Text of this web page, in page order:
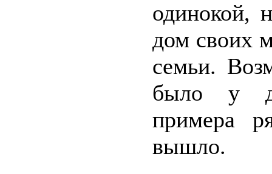
одинокой,
дом своих
семьи.
было у
примера
вышло.